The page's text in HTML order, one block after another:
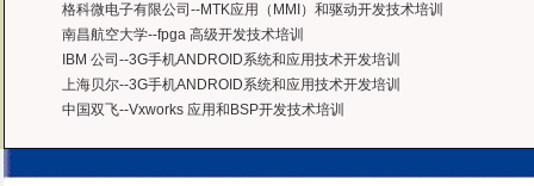
格科微电子有限公司--MTK应用（MMI）和驱动开发技术培训
南昌航空大学--fpga 高级开发技术培训
IBM 公司--3G手机ANDROID系统和应用技术开发培训
上海贝尔--3G手机ANDROID系统和应用技术开发培训
中国双飞--Vxworks 应用和BSP开发技术培训